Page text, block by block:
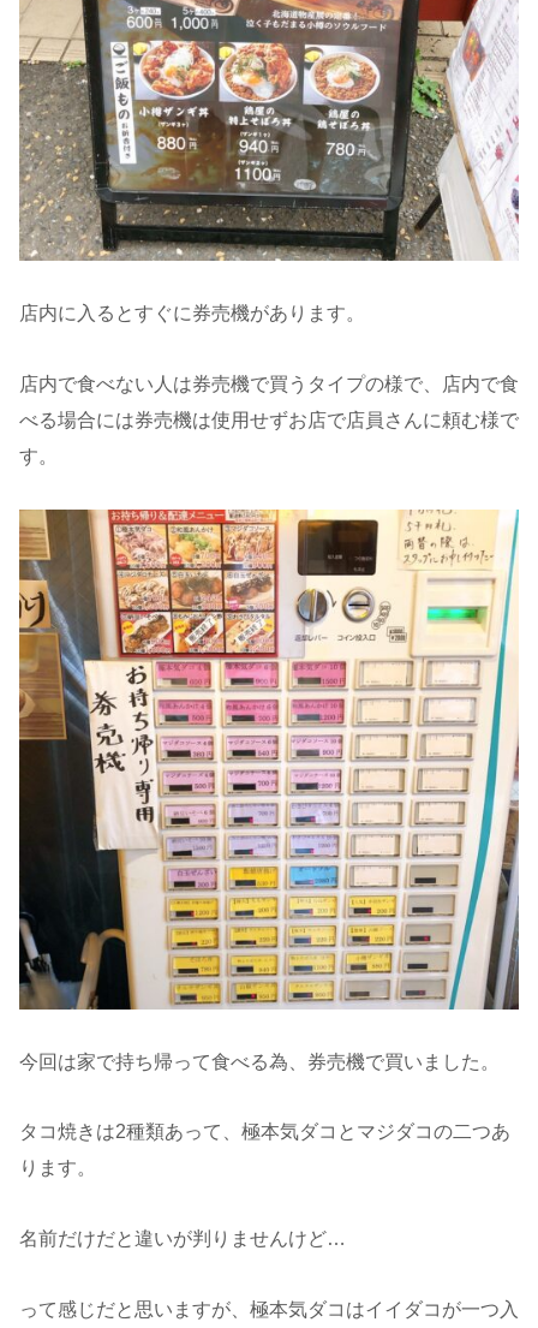
店内に入るとすぐに券売機があります。
店内で食べない人は券売機で買うタイプの様で、店内で食
べる場合には券売機は使用せずお店で店員さんに頼む様で
す。
今回は家で持ち帰って食べる為、券売機で買いました。
タコ焼きは2種類あって、極本気ダコとマジダコの二つあ
ります。
名前だけだと違いが判りませんけど…
って感じだと思いますが、極本気ダコはイイダコが一つ入